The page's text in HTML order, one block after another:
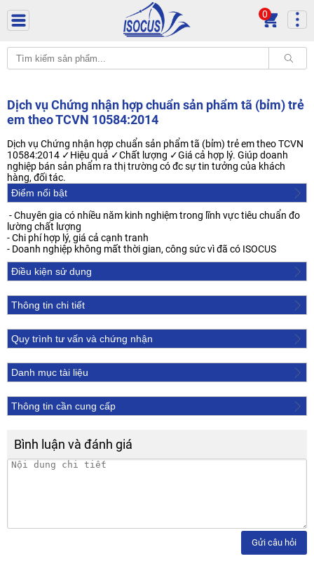
0
Dịch vụ Chứng nhận hợp chuẩn sản phẩm tã (bỉm) trẻ
em theo TCVN 10584:2014
Dịch vụ Chứng nhận hợp chuẩn sản phẩm tã (bỉm) trẻ em theo TCVN
10584:2014 ✓Hiệu quả ✓Chất lượng ✓Giá cả hợp lý. Giúp doanh
nghiệp bán sản phẩm ra thị trường có đc sự tin tưởng của khách
hàng, đối tác.
Điểm nổi bật
- Chuyên gia có nhiều năm kinh nghiệm trong lĩnh vực tiêu chuẩn đo
lường chất lượng
- Chi phí hợp lý, giá cả cạnh tranh
- Doanh nghiệp không mất thời gian, công sức vì đã có ISOCUS
Điều kiện sử dụng
Thông tin chi tiết
Quy trình tư vấn và chứng nhận
Danh mục tài liệu
Thông tin cần cung cấp
Bình luận và đánh giá
Gửi câu hỏi